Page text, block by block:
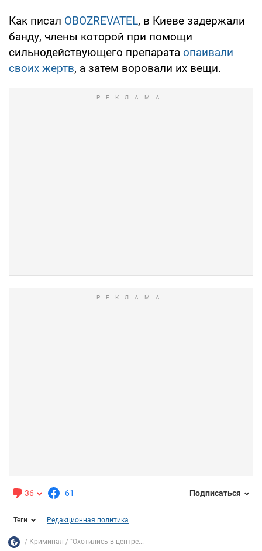
Как писал OBOZREVATEL, в Киеве задержали
банду, члены которой при помощи
сильнодействующего препарата опаивали
своих жертв, а затем воровали их вещи.
36 61 Подписаться
Теги Редакционная политика
Криминал "Охотились в центре...